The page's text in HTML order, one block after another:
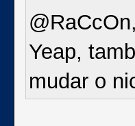
@RaCcOn,
Yeap,
mudar o